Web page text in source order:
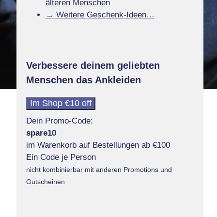
älteren Menschen
→ Weitere Geschenk-Ideen…
Verbessere deinem geliebten
Menschen das Ankleiden
Im Shop €10 off
Dein Promo-Code:
spare10
im Warenkorb auf Bestellungen ab €100
Ein Code je Person
nicht kombinierbar mit anderen Promotions und
Gutscheinen